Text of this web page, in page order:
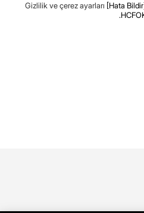
Gizlilik ve çerez ayarları [Hata